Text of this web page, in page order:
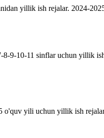
yillik ish rejalar. 2024-
9-10-11 sinflar uchun
o'quv yili uchun yillik ish